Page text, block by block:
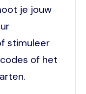
je jouw
stimuleer
of het